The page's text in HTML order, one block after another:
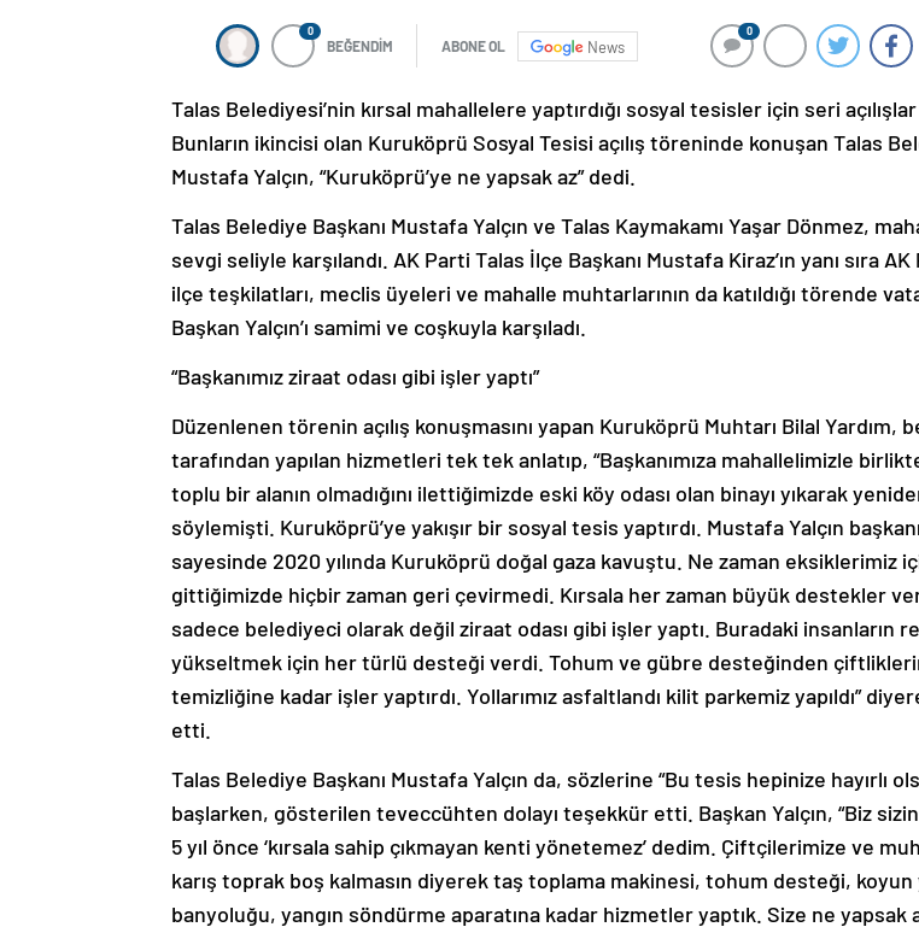
0
BEĞENDİM ABONE OL News
0
Talas Belediyesi’nin kırsal mahallelere yaptırdığı sosyal tesisler için seri
Bunların ikincisi olan Kuruköprü Sosyal Tesisi açılış töreninde konuşan Talas
Mustafa Yalçın, “Kuruköprü’ye ne yapsak az” dedi.
Talas Belediye Başkanı Mustafa Yalçın ve Talas Kaymakamı Yaşar Dönmez,
sevgi seliyle karşılandı. AK Parti Talas İlçe Başkanı Mustafa Kiraz’ın yanı sıra
ilçe teşkilatları, meclis üyeleri ve mahalle muhtarlarının da katıldığı törende
Başkan Yalçın’ı samimi ve coşkuyla karşıladı.
“Başkanımız ziraat odası gibi işler yaptı”
Düzenlenen törenin açılış konuşmasını yapan Kuruköprü Muhtarı Bilal Yardım,
tarafından yapılan hizmetleri tek tek anlatıp, “Başkanımıza mahallelimizle
toplu bir alanın olmadığını ilettiğimizde eski köy odası olan binayı yıkarak
söylemişti. Kuruköprü’ye yakışır bir sosyal tesis yaptırdı. Mustafa Yalçın
sayesinde 2020 yılında Kuruköprü doğal gaza kavuştu. Ne zaman eksiklerimiz
gittiğimizde hiçbir zaman geri çevirmedi. Kırsala her zaman büyük destekler
sadece belediyeci olarak değil ziraat odası gibi işler yaptı. Buradaki insanların
yükseltmek için her türlü desteği verdi. Tohum ve gübre desteğinden
temizliğine kadar işler yaptırdı. Yollarımız asfaltlandı kilit parkemiz yapıldı”
etti.
Talas Belediye Başkanı Mustafa Yalçın da, sözlerine “Bu tesis hepinize hayırlı
başlarken, gösterilen teveccühten dolayı teşekkür etti. Başkan Yalçın, “Biz
5 yıl önce ‘kırsala sahip çıkmayan kenti yönetemez’ dedim. Çiftçilerimize ve
karış toprak boş kalmasın diyerek taş toplama makinesi, tohum desteği, koyun
banyoluğu, yangın söndürme aparatına kadar hizmetler yaptık. Size ne yapsak